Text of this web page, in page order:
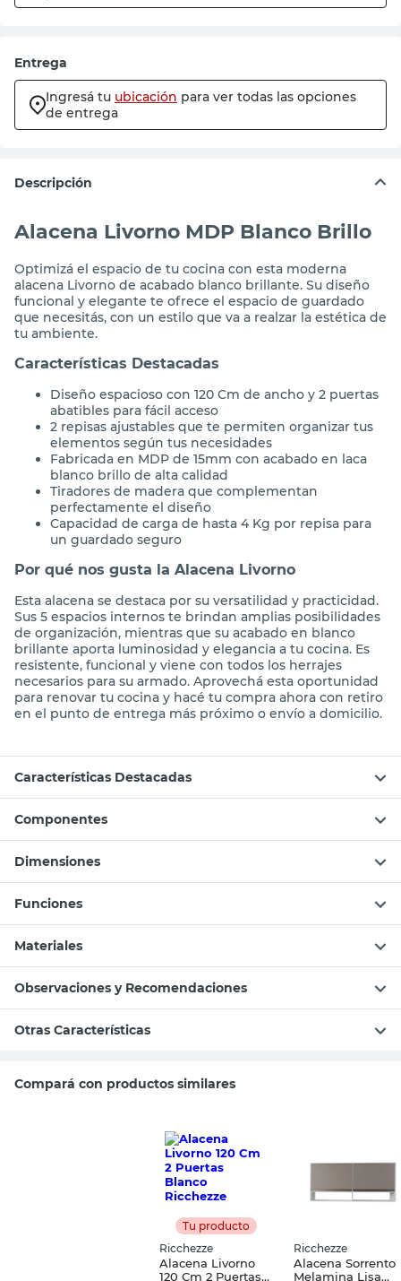
Entrega
Ingresá tu ubicación para ver todas las opciones
de entrega
Descripción
Alacena Livorno MDP Blanco Brillo
Optimizá el espacio de tu cocina con esta moderna
alacena Livorno de acabado blanco brillante. Su diseño
funcional y elegante te ofrece el espacio de guardado
que necesitás, con un estilo que va a realzar la estética de
tu ambiente.
Características Destacadas
Diseño espacioso con 120 Cm de ancho y 2 puertas
abatibles para fácil acceso
2 repisas ajustables que te permiten organizar tus
elementos según tus necesidades
Fabricada en MDP de 15mm con acabado en laca
blanco brillo de alta calidad
Tiradores de madera que complementan
perfectamente el diseño
Capacidad de carga de hasta 4 Kg por repisa para
un guardado seguro
Por qué nos gusta la Alacena Livorno
Esta alacena se destaca por su versatilidad y practicidad.
Sus 5 espacios internos te brindan amplias posibilidades
de organización, mientras que su acabado en blanco
brillante aporta luminosidad y elegancia a tu cocina. Es
resistente, funcional y viene con todos los herrajes
necesarios para su armado. Aprovechá esta oportunidad
para renovar tu cocina y hacé tu compra ahora con retiro
en el punto de entrega más próximo o envío a domicilio.
Características Destacadas
Componentes
Dimensiones
Funciones
Materiales
Observaciones y Recomendaciones
Otras Características
Compará con productos similares
Tu producto
Ricchezze
Alacena Livorno
120 Cm 2 Puertas
Ricchezze
Alacena Sorrento
Melamina Lisa